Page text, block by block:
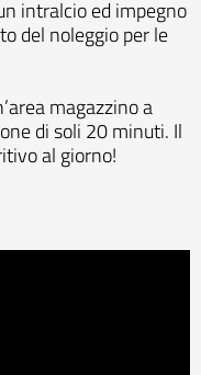
intralcio ed impegno
del noleggio per le
magazzino a
di soli 20 minuti. Il
al giorno!